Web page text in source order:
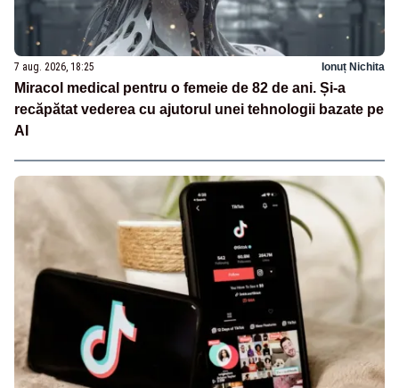
7 aug. 2026, 18:25 Ionuț Nichita
Miracol medical pentru o femeie de 82 de ani. Și-a
recăpătat vederea cu ajutorul unei tehnologii bazate pe
AI